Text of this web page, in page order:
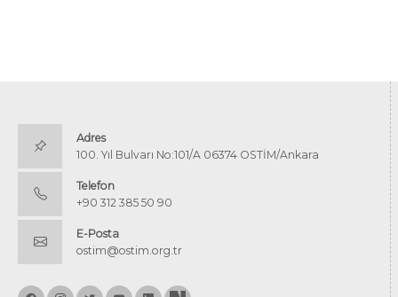
Adres
100. Yıl Bulvarı No:101/A 06374 OSTİM/Ankara
Telefon
+90 312 385 50 90
E-Posta
ostim@ostim.org.tr